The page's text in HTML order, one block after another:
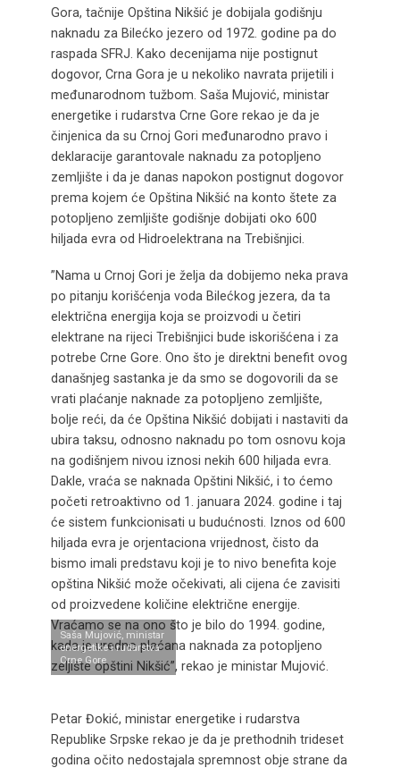
Gora, tačnije Opština Nikšić je dobijala godišnju
naknadu za Bilećko jezero od 1972. godine pa do
raspada SFRJ. Kako decenijama nije postignut
dogovor, Crna Gora je u nekoliko navrata prijetili i
međunarodnom tužbom. Saša Mujović, ministar
energetike i rudarstva Crne Gore rekao je da je
činjenica da su Crnoj Gori međunarodno pravo i
deklaracije garantovale naknadu za potopljeno
zemljište i da je danas napokon postignut dogovor
prema kojem će Opština Nikšić na konto štete za
potopljeno zemljište godišnje dobijati oko 600
hiljada evra od Hidroelektrana na Trebišnjici.
”Nama u Crnoj Gori je želja da dobijemo neka prava
po pitanju korišćenja voda Bilećkog jezera, da ta
električna energija koja se proizvodi u četiri
elektrane na rijeci Trebišnjici bude iskorišćena i za
potrebe Crne Gore. Ono što je direktni benefit ovog
današnjeg sastanka je da smo se dogovorili da se
vrati plaćanje naknade za potopljeno zemljište,
bolje reći, da će Opština Nikšić dobijati i nastaviti da
ubira taksu, odnosno naknadu po tom osnovu koja
na godišnjem nivou iznosi nekih 600 hiljada evra.
Dakle, vraća se naknada Opštini Nikšić, i to ćemo
početi retroaktivno od 1. januara 2024. godine i taj
će sistem funkcionisati u budućnosti. Iznos od 600
hiljada evra je orjentaciona vrijednost, čisto da
bismo imali predstavu koji je to nivo benefita koje
opština Nikšić može očekivati, ali cijena će zavisiti
od proizvedene količine električne energije.
Vraćamo se na ono što je bilo do 1994. godine,
kada je uredno plaćana naknada za potopljeno
zeljište opštini Nikšić”, rekao je ministar Mujović.
Saša Mujović, ministar
energetike i rudarstva
Crne Gore
Petar Đokić, ministar energetike i rudarstva
Republike Srpske rekao je da je prethodnih trideset
godina očito nedostajala spremnost obje strane da